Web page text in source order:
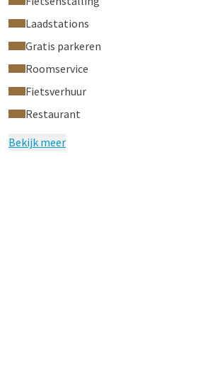
Laadstations
Gratis parkeren
Roomservice
Fietsverhuur
Restaurant
Bekijk meer